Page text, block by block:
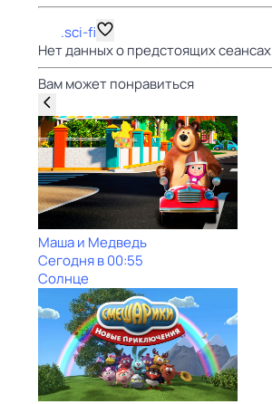
.sci-fi
Нет данных о предстоящих сеансах
Вам может понравиться
Маша и Медведь
Сегодня в 00:55
Солнце